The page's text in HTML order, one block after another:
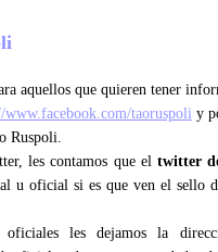
aquellos que quieren tener
www.facebook.com/taoruspoliy
Ruspoli.
les contamos que eltwitter
u oficial si es que ven el sello
les dejamos la